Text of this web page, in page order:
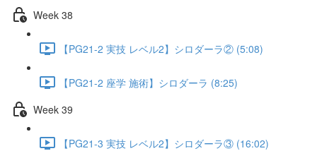
Week 38
【PG21-2 実技 レベル2】シロダーラ② (5:08)
【PG21-2 座学 施術】シロダーラ (8:25)
Week 39
【PG21-3 実技 レベル2】シロダーラ③ (16:02)